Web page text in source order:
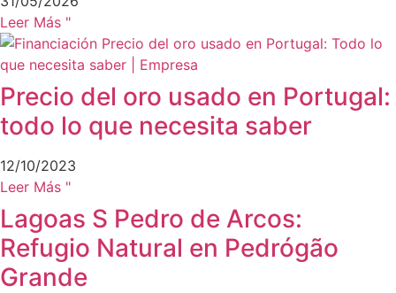
Leer Más "
Precio del oro usado en Portugal:
todo lo que necesita saber
12/10/2023
Leer Más "
Lagoas S Pedro de Arcos:
Refugio Natural en Pedrógão
Grande